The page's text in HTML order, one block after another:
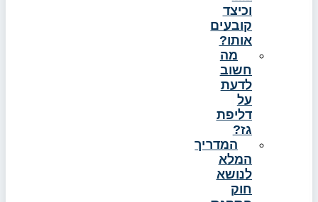
וכיצד
קובעים
אותו?
מה
חשוב
לדעת
על
דליפת
גז?
המדריך
המלא
לנושא
חוק